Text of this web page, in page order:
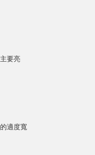
要亮
適度寬